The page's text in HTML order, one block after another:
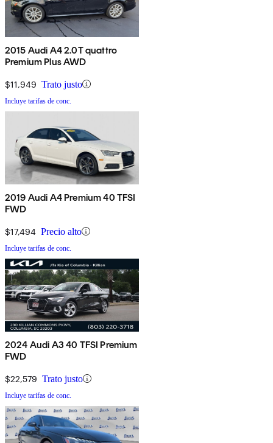
2015 Audi A4 2.0T quattro
Premium Plus AWD
$11,949 Trato justo
Incluye tarifas de conc.
2019 Audi A4 Premium 40 TFSI
FWD
$17,494 Precio alto
Incluye tarifas de conc.
2024 Audi A3 40 TFSI Premium
FWD
$22,579 Trato justo
Incluye tarifas de conc.